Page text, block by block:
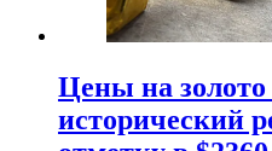
Цены на золото
исторический